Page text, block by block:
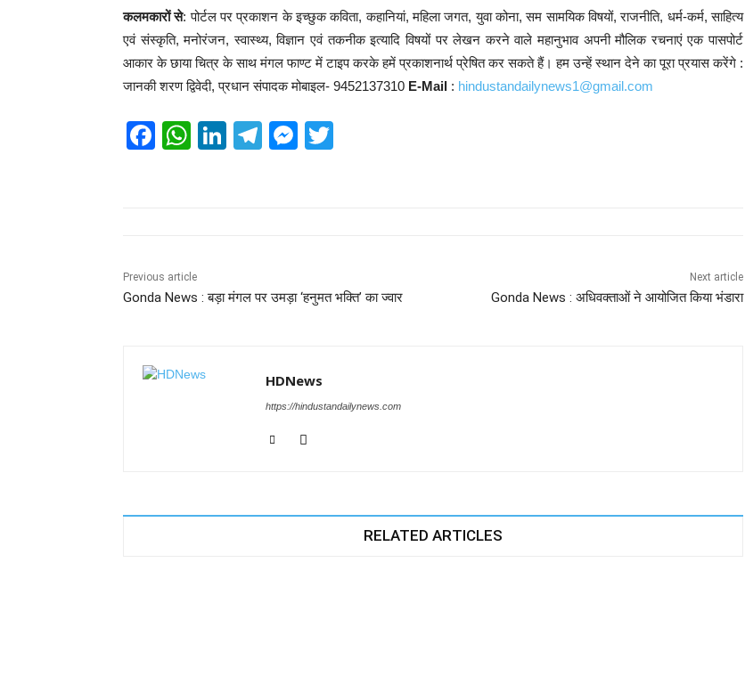
कलमकारों से: पोर्टल पर प्रकाशन के इच्छुक कविता, कहानियां, महिला जगत, युवा कोना, सम सामयिक विषयों, राजनीति, धर्म-कर्म, साहित्य
एवं संस्कृति, मनोरंजन, स्वास्थ्य, विज्ञान एवं तकनीक इत्यादि विषयों पर लेखन करने वाले महानुभाव अपनी मौलिक रचनाएं एक पासपोर्ट
आकार के छाया चित्र के साथ मंगल फाण्ट में टाइप करके हमें प्रकाशनार्थ प्रेषित कर सकते हैं। हम उन्हें स्थान देने का पूरा प्रयास करेंगे :
जानकी शरण द्विवेदी, प्रधान संपादक मोबाइल- 9452137310 E-Mail : hindustandailynews1@gmail.com
F
o
o
W
p
p
Li
T
M
er
Previous article
Gonda News : बड़ा मंगल पर उमड़ा ‘हनुमत भक्ति’ का ज्वार
Next article
Gonda News : अधिवक्ताओं ने आयोजित किया भंडारा
HDNews
https://hindustandailynews.com
RELATED ARTICLES